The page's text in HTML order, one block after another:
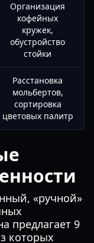
Организация
кофейных
кружек,
обустройство
стойки
Расстановка
мольбертов,
сортировка
цветовых палитр
«ручной»
предлагает 9
которых